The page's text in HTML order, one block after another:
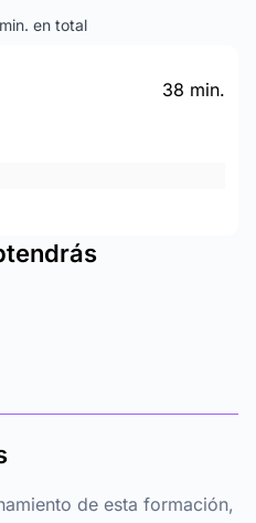
en total
38 min.
de esta formación,